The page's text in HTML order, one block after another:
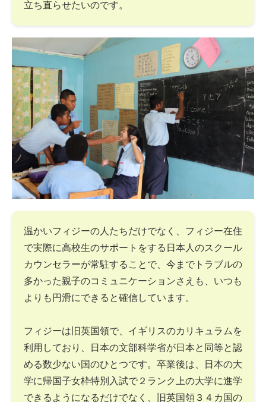
立ち直らせたいのです。
温かいフィジーの人たちだけでなく、フィジー在住
で実際に高校生のサポートをする日本人のスクール
カウンセラーが常駐することで、今までトラブルの
多かった親子のコミュニケーションさえも、いつも
よりも円滑にできると確信しています。
フィジーは旧英国領で、イギリスのカリキュラムを
利用しており、日本の文部科学省が日本と同等と認
める数少ない国のひとつです。卒業後は、日本の大
学に帰国子女枠特別入試で２ランク上の大学に進学
できるようになるだけでなく、旧英国領３４カ国の